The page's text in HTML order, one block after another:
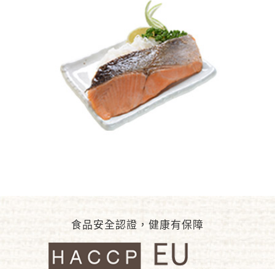
食品安全認證，健康有保障